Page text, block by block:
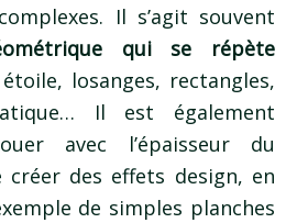
Il s’agit souvent
qui se répète
losanges, rectangles,
Il est également
avec l’épaisseur du
créer des effets design, en
de simples planches